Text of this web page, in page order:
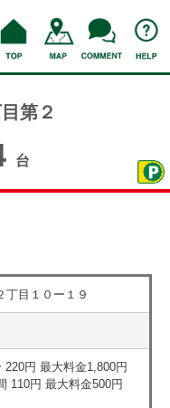
第２
台
丁目１０ー１９
円 最大料金1,800円
110円 最大料金500円